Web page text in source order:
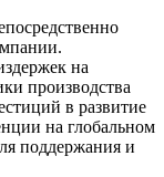
на
производства
в развитие
на глобальном
поддержания и